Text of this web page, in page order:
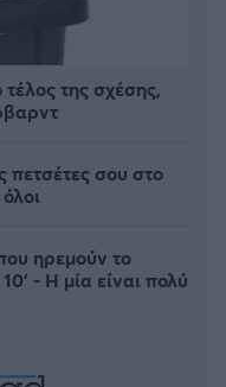
της σχέσης,
πετσέτες σου στο
ηρεμούν το
- Η μία είναι πολύ